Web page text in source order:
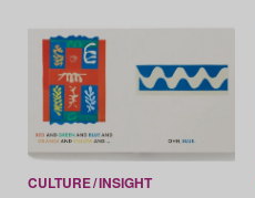
CULTURE INSIGHT